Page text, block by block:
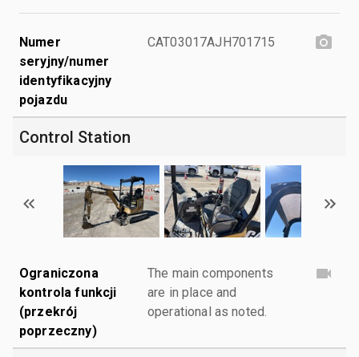
Numer
seryjny/numer
identyfikacyjny
pojazdu
CAT03017AJH701715
Control Station
Ograniczona
kontrola funkcji
(przekrój
poprzeczny)
The main components
are in place and
operational as noted.